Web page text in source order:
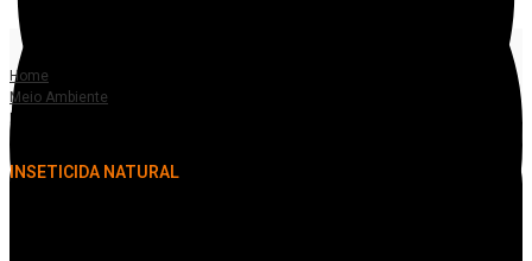
Home
Meio Ambiente
Pesquisadores da Unemat em Alta Floresta desenvolvem inseticida natural a
partir de árvore nativa da Amazônia
INSETICIDA NATURAL